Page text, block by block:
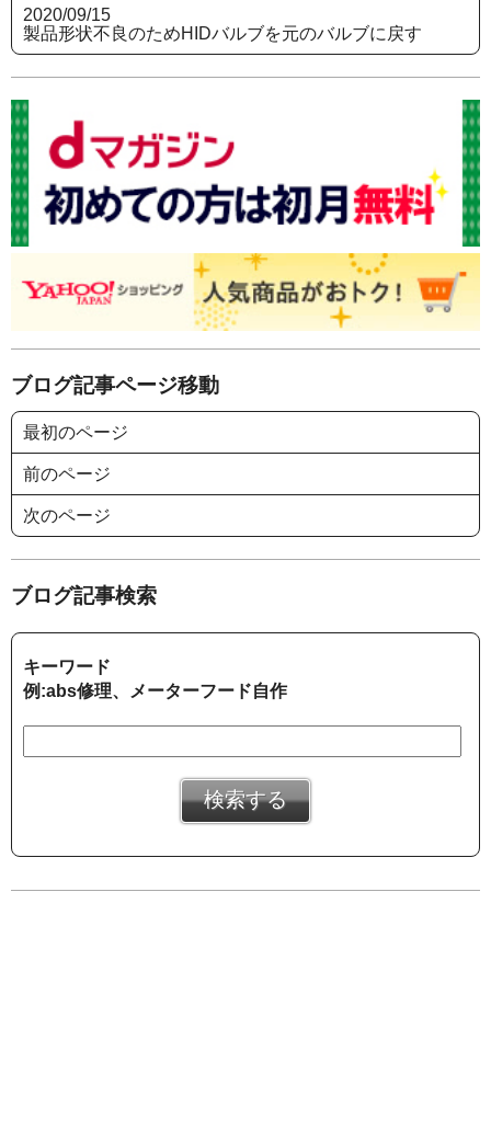
2020/09/15
製品形状不良のためHIDバルブを元のバルブに戻す
ブログ記事ページ移動
最初のページ
前のページ
次のページ
ブログ記事検索
キーワード
例:abs修理、メーターフード自作